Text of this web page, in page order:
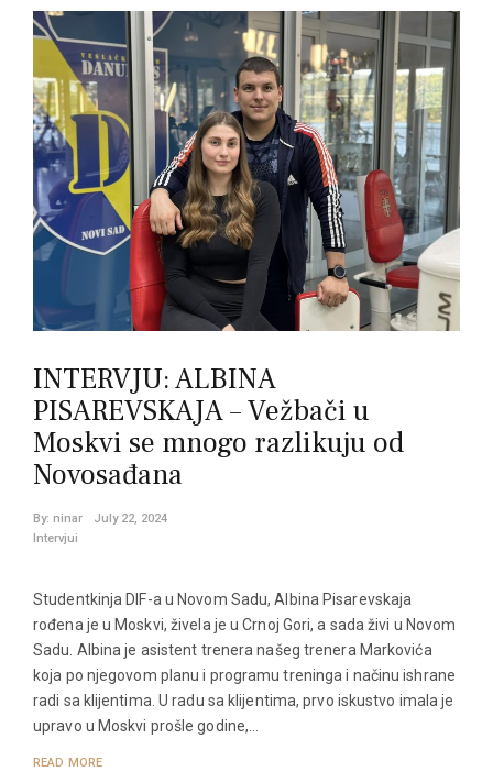
INTERVJU: ALBINA
PISAREVSKAJA – Vežbači u
Moskvi se mnogo razlikuju od
Novosađana
By: ninar
July 22, 2024
Intervjui
Studentkinja DIF-a u Novom Sadu, Albina Pisarevskaja
rođena je u Moskvi, živela je u Crnoj Gori, a sada živi u Novom
Sadu. Albina je asistent trenera našeg trenera Markovića
koja po njegovom planu i programu treninga i načinu ishrane
radi sa klijentima. U radu sa klijentima, prvo iskustvo imala je
upravo u Moskvi prošle godine,…
READ MORE